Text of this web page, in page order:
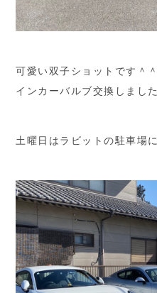
可愛い双子ショットです＾
インカーバルブ交換しました
土曜日はラビットの駐車場